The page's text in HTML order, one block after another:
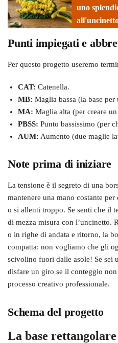
uno
Punti impiegati e
Per questo progetto useremo
CAT: Catenella.
MB: Maglia bassa (la base
MA: Maglia alta (per creare
PBSS: Punto bassissimo (per
AUM: Aumento (due maglie
Note prima di iniziare
La tensione è il segreto di una
mantenere una mano costante
o si allenti troppo. Se senti che il
di mezza misura con l’uncinetto.
o in righe di andata e ritorno, la
compatta: non vogliamo che gli
scivolino fuori dalle asole! Se sei
disfare un giro se il conteggio
processo creativo professionale.
Schema del progetto
La base rettangolare